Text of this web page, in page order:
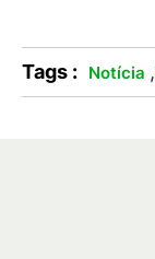
Tags : Notícia ,